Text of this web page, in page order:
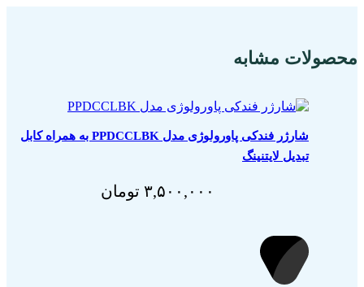
محصولات مشابه
شارژر فندکی پاورولوژی مدل PPDCCLBK به همراه کابل
تبدیل لایتنینگ
۳,۵۰۰,۰۰۰ تومان